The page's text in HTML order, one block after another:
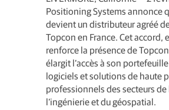
Positioning Systems annonce
devient un distributeur agréé
Topcon en France. Cet
renforce la présence de
élargit l’accès à son
logiciels et solutions de haute
professionnels des secteurs
l’ingénierie et du géospatial.